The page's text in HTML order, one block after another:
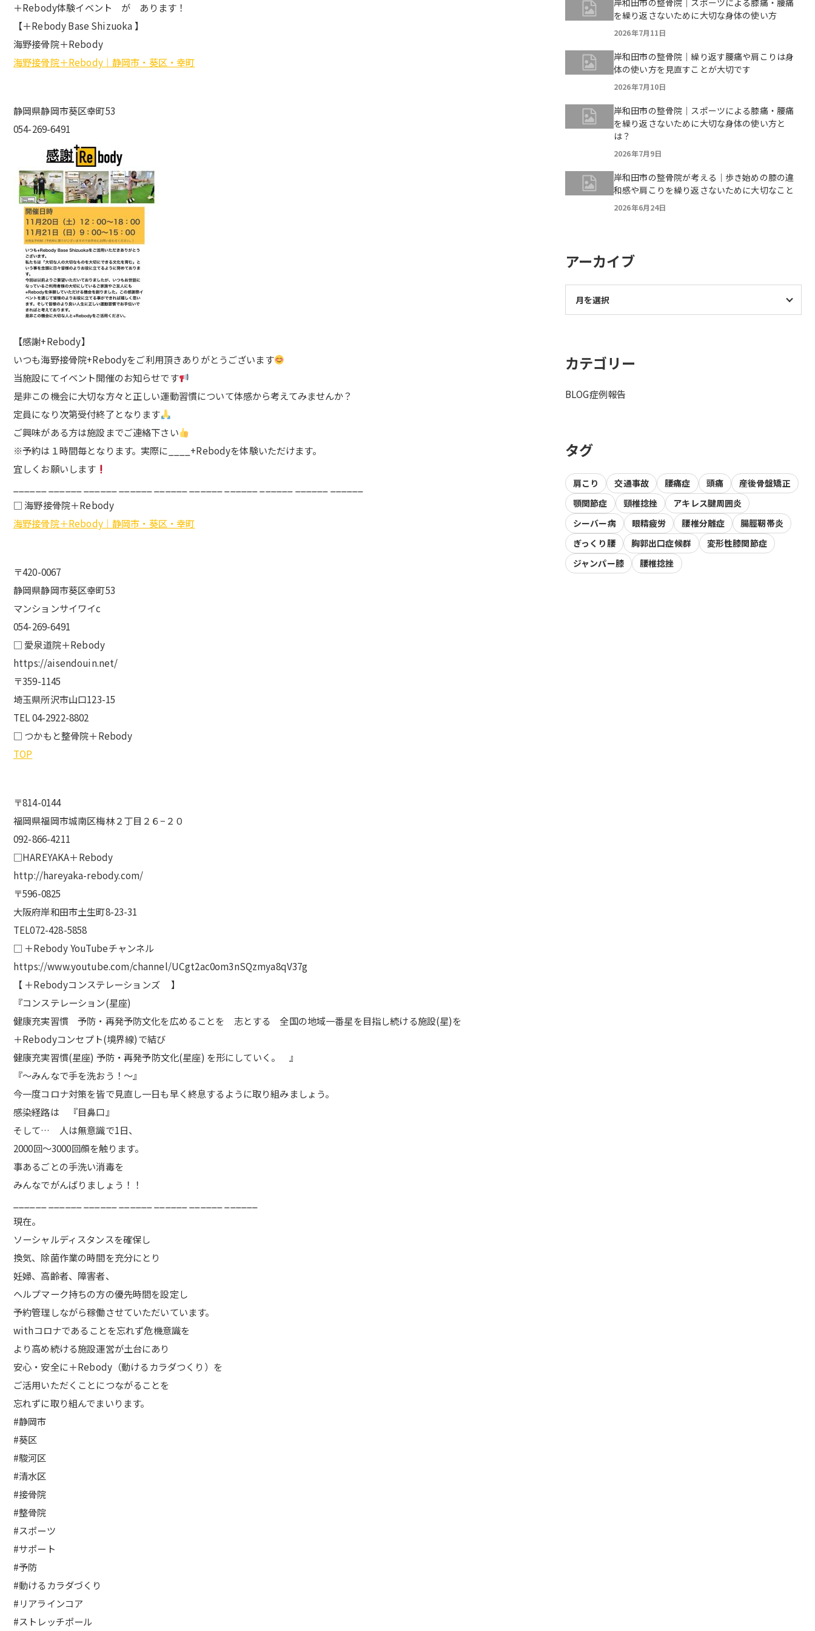
＋Rebody体験イベント が あります！
【＋Rebody Base Shizuoka 】
海野接骨院＋Rebody
海野接骨院＋Rebody｜静岡市・葵区・幸町
静岡県静岡市葵区幸町53
054-269-6491
【感謝+Rebody】
いつも海野接骨院+Rebodyをご利用頂きありがとうございます
当施設にてイベント開催のお知らせです
是非この機会に大切な方々と正しい運動習慣について体感から考えてみませんか？
定員になり次第受付終了となります
ご興味がある方は施設までご連絡下さい
※予約は１時間毎となります。実際に____+Rebodyを体験いただけます。
宜しくお願いします
□ 海野接骨院＋Rebody
海野接骨院＋Rebody｜静岡市・葵区・幸町
〒420-0067
静岡県静岡市葵区幸町53
マンションサイワイc
054-269-6491
□ 愛泉道院＋Rebody
https://aisendouin.net/
〒359-1145
埼玉県所沢市山口123-15
TEL 04-2922-8802
□ つかもと整骨院＋Rebody
TOP
〒814-0144
福岡県福岡市城南区梅林２丁目２６−２０
092-866-4211
□HAREYAKA＋Rebody
http://hareyaka-rebody.com/
〒596-0825
大阪府岸和田市土生町8-23-31
TEL072-428-5858
□ ＋Rebody YouTubeチャンネル
https://www.youtube.com/channel/UCgt2ac0om3nSQzmya8qV37g
【 ＋Rebodyコンステレーションズ 】
『コンステレーション(星座)
健康充実習慣 予防・再発予防文化を広めることを 志とする 全国の地域一番星を目指し続ける施設(星)を
＋Rebodyコンセプト(境界線)で結び
健康充実習慣(星座) 予防・再発予防文化(星座) を形にしていく。 』
『〜みんなで手を洗おう！〜』
今一度コロナ対策を皆で見直し一日も早く終息するように取り組みましょう。
感染経路は 『目鼻口』
そして… 人は無意識で1日、
2000回〜3000回顔を触ります。
事あるごとの手洗い消毒を
みんなでがんばりましょう！！
現在。
ソーシャルディスタンスを確保し
換気、除菌作業の時間を充分にとり
妊婦、高齢者、障害者、
ヘルプマーク持ちの方の優先時間を設定し
予約管理しながら稼働させていただいています。
withコロナであることを忘れず危機意識を
より高め続ける施設運営が土台にあり
安心・安全に＋Rebody（動けるカラダつくり）を
ご活用いただくことにつながることを
忘れずに取り組んでまいります。
#静岡市
#葵区
#駿河区
#清水区
#接骨院
#整骨院
#スポーツ
#サポート
#予防
#動けるカラダづくり
#リアラインコア
#ストレッチポール
岸和田市の整骨院｜スポーツによる膝痛・腰痛
を繰り返さないために大切な身体の使い方
2026年7月11日
岸和田市の整骨院｜繰り返す腰痛や肩こりは身
体の使い方を見直すことが大切です
2026年7月10日
岸和田市の整骨院｜スポーツによる膝痛・腰痛
を繰り返さないために大切な身体の使い方と
は？
2026年7月9日
岸和田市の整骨院が考える｜歩き始めの膝の違
和感や肩こりを繰り返さないために大切なこと
2026年6月24日
アーカイブ
カテゴリー
BLOG症例報告
タグ
肩こり 交通事故 腰痛症 頭痛
産後骨盤矯正
顎関節症
頸椎捻挫
アキレス腱周囲炎
シーバー病
眼精疲労 腰椎分離症
腸脛靭帯炎
ぎっくり腰
胸郭出口症候群
変形性膝関節症
ジャンパー膝
腰椎捻挫